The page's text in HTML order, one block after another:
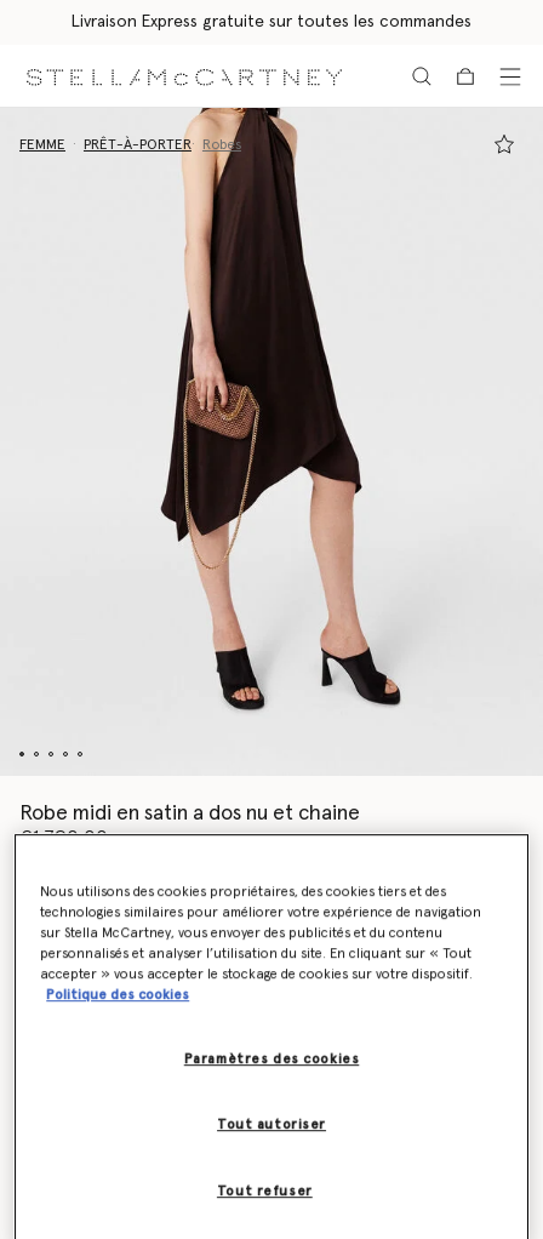
Livraison Express gratuite sur toutes les commandes
FEMME PRÊT-À-PORTER Robes
Robe midi en satin a dos nu et chaine
€1,790.00
Couleur Chocolat
sélectionné
Sélectionnez la taille (Italian)
Me prévenir lors du retour en stock
Nous utilisons des cookies propriétaires, des cookies tiers et des
technologies similaires pour améliorer votre expérience de navigation
sur Stella McCartney, vous envoyer des publicités et du contenu
personnalisés et analyser l’utilisation du site. En cliquant sur « Tout
accepter » vous accepter le stockage de cookies sur votre dispositif.
Politique des cookies
Paramètres des cookies
Tout refuser
Tout autoriser